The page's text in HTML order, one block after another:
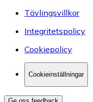
Tävlingsvillkor
Integritetspolicy
Cookiepolicy
Cookieinställningar
Ge oss feedback